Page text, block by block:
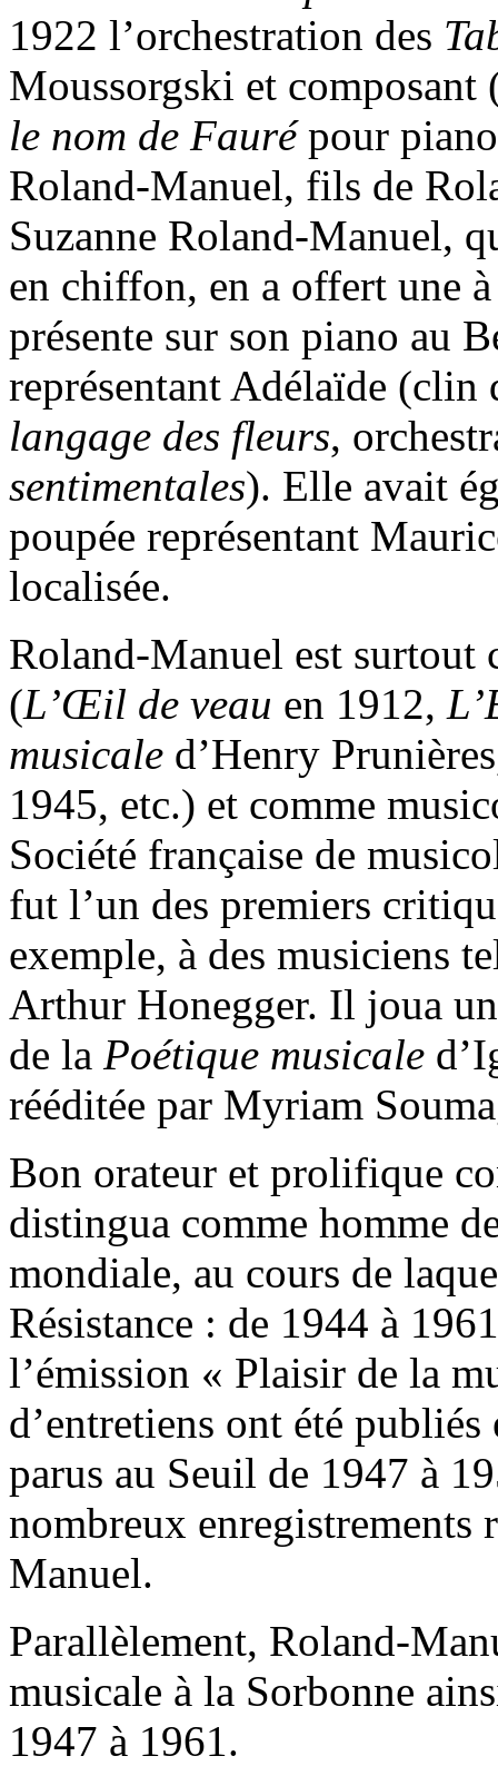
1922 l’orchestration des
Moussorgski et
le nom de Faurépour
Roland-Manuel, fils de
Suzanne Roland-Manuel,
en chiffon, en a offert une
présente sur son piano au
représentant Adélaïde
langage des fleurs,
sentimentales). Elle avait
poupée représentant
localisée.
Roland-Manuel est surtout
(L’Œil de veau en 1912,
musicale d’Henry
1945, etc.) et comme
Société française de
fut l’un des premiers
exemple, à des musiciens
Arthur Honegger. Il joua
de la Poétique musicale
rééditée par Myriam
Bon orateur et prolifique
distingua comme homme
mondiale, au cours de
Résistance : de 1944 à
l’émission « Plaisir de la
d’entretiens ont été
parus au Seuil de 1947 à
nombreux enregistrements
Manuel.
Parallèlement, Roland-
musicale à la Sorbonne
1947 à 1961.